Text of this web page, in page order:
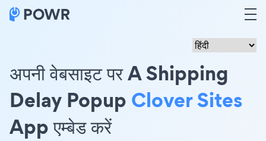
अपनी वेबसाइट पर A Shipping
Delay Popup Clover Sites
App एम्बेड करें